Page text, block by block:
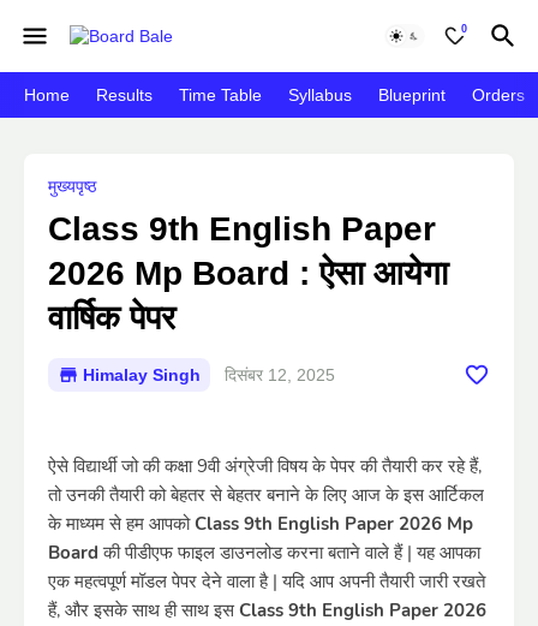
0
Home Results Time Table Syllabus Blueprint Orders
मुख्यपृष्ठ
Class 9th English Paper
2026 Mp Board : ऐसा आयेगा
वार्षिक पेपर
Himalay Singh दिसंबर 12, 2025
ऐसे विद्यार्थी जो की कक्षा 9वी अंग्रेजी विषय के पेपर की तैयारी कर रहे हैं,
तो उनकी तैयारी को बेहतर से बेहतर बनाने के लिए आज के इस आर्टिकल
के माध्यम से हम आपकोClass 9th English Paper 2026 Mp
Boardकी पीडीएफ फाइल डाउनलोड करना बताने वाले हैं | यह आपका
एक महत्वपूर्ण मॉडल पेपर देने वाला है | यदि आप अपनी तैयारी जारी रखते
हैं, और इसके साथ ही साथ इसClass 9th English Paper 2026